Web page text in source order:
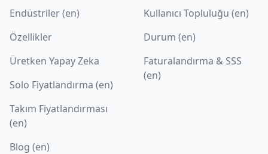
Endüstriler (en)
Özellikler
Üretken Yapay Zeka
Solo Fiyatlandırma (en)
Takım Fiyatlandırması
(en)
Blog (en)
Kullanıcı Topluluğu (en)
Durum (en)
Faturalandırma & SSS
(en)